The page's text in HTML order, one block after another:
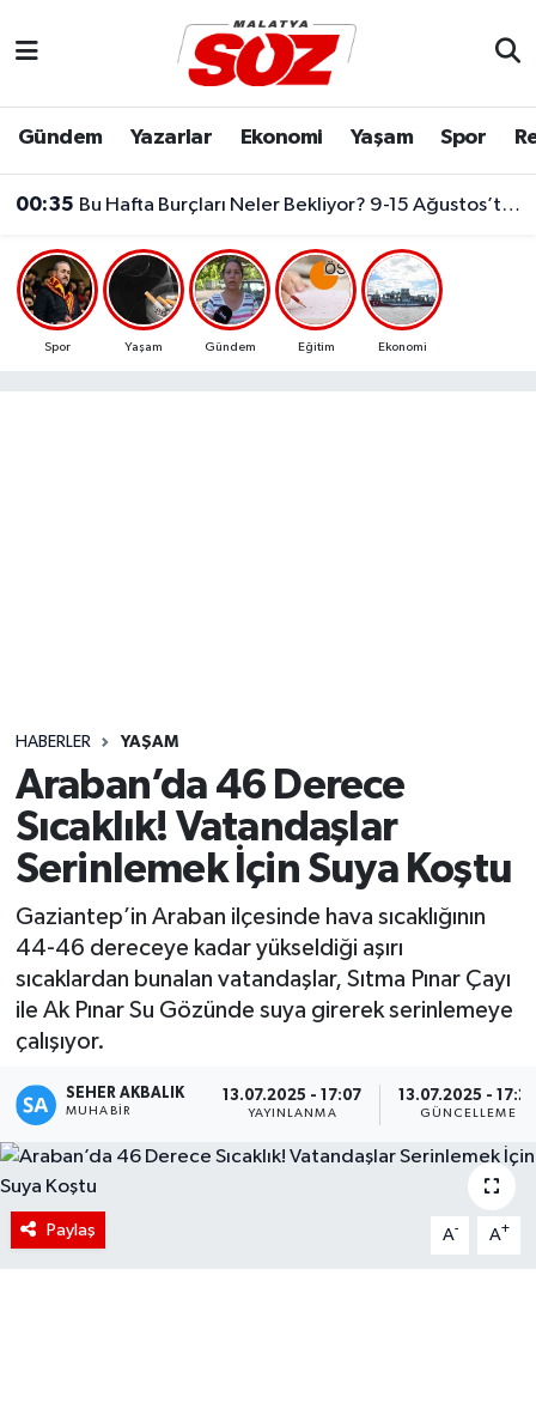
Gündem Yazarlar Ekonomi Yaşam Spor
00:35 Bu Hafta Burçları Neler Bekliyor? 9-15 Ağustos’ta Aşk, Para Ve Kariyerde Şaşırtan Gelişmeler
Spor Yaşam Gündem Eğitim Ekonomi
HABERLER YAŞAM
Araban’da 46 Derece
Sıcaklık! Vatandaşlar
Serinlemek İçin Suya Koştu
Gaziantep’in Araban ilçesinde hava sıcaklığının
44-46 dereceye kadar yükseldiği aşırı
sıcaklardan bunalan vatandaşlar, Sıtma Pınar Çayı
ile Ak Pınar Su Gözünde suya girerek serinlemeye
çalışıyor.
SEHER AKBALIK
MUHABIR
13.07.2025 - 17:07
YAYINLANMA
13.07.2025 -
GÜNCELLEME
Paylaş A- A+
Dünya
Eğitim
Ekonomi
Yaşam
Malatya Nöbetçi Eczaneler
Malatya Namaz Vakitleri
Malatya Trafik Yoğunluk Haritası
Süper Lig Puan Durumu ve Fikstür